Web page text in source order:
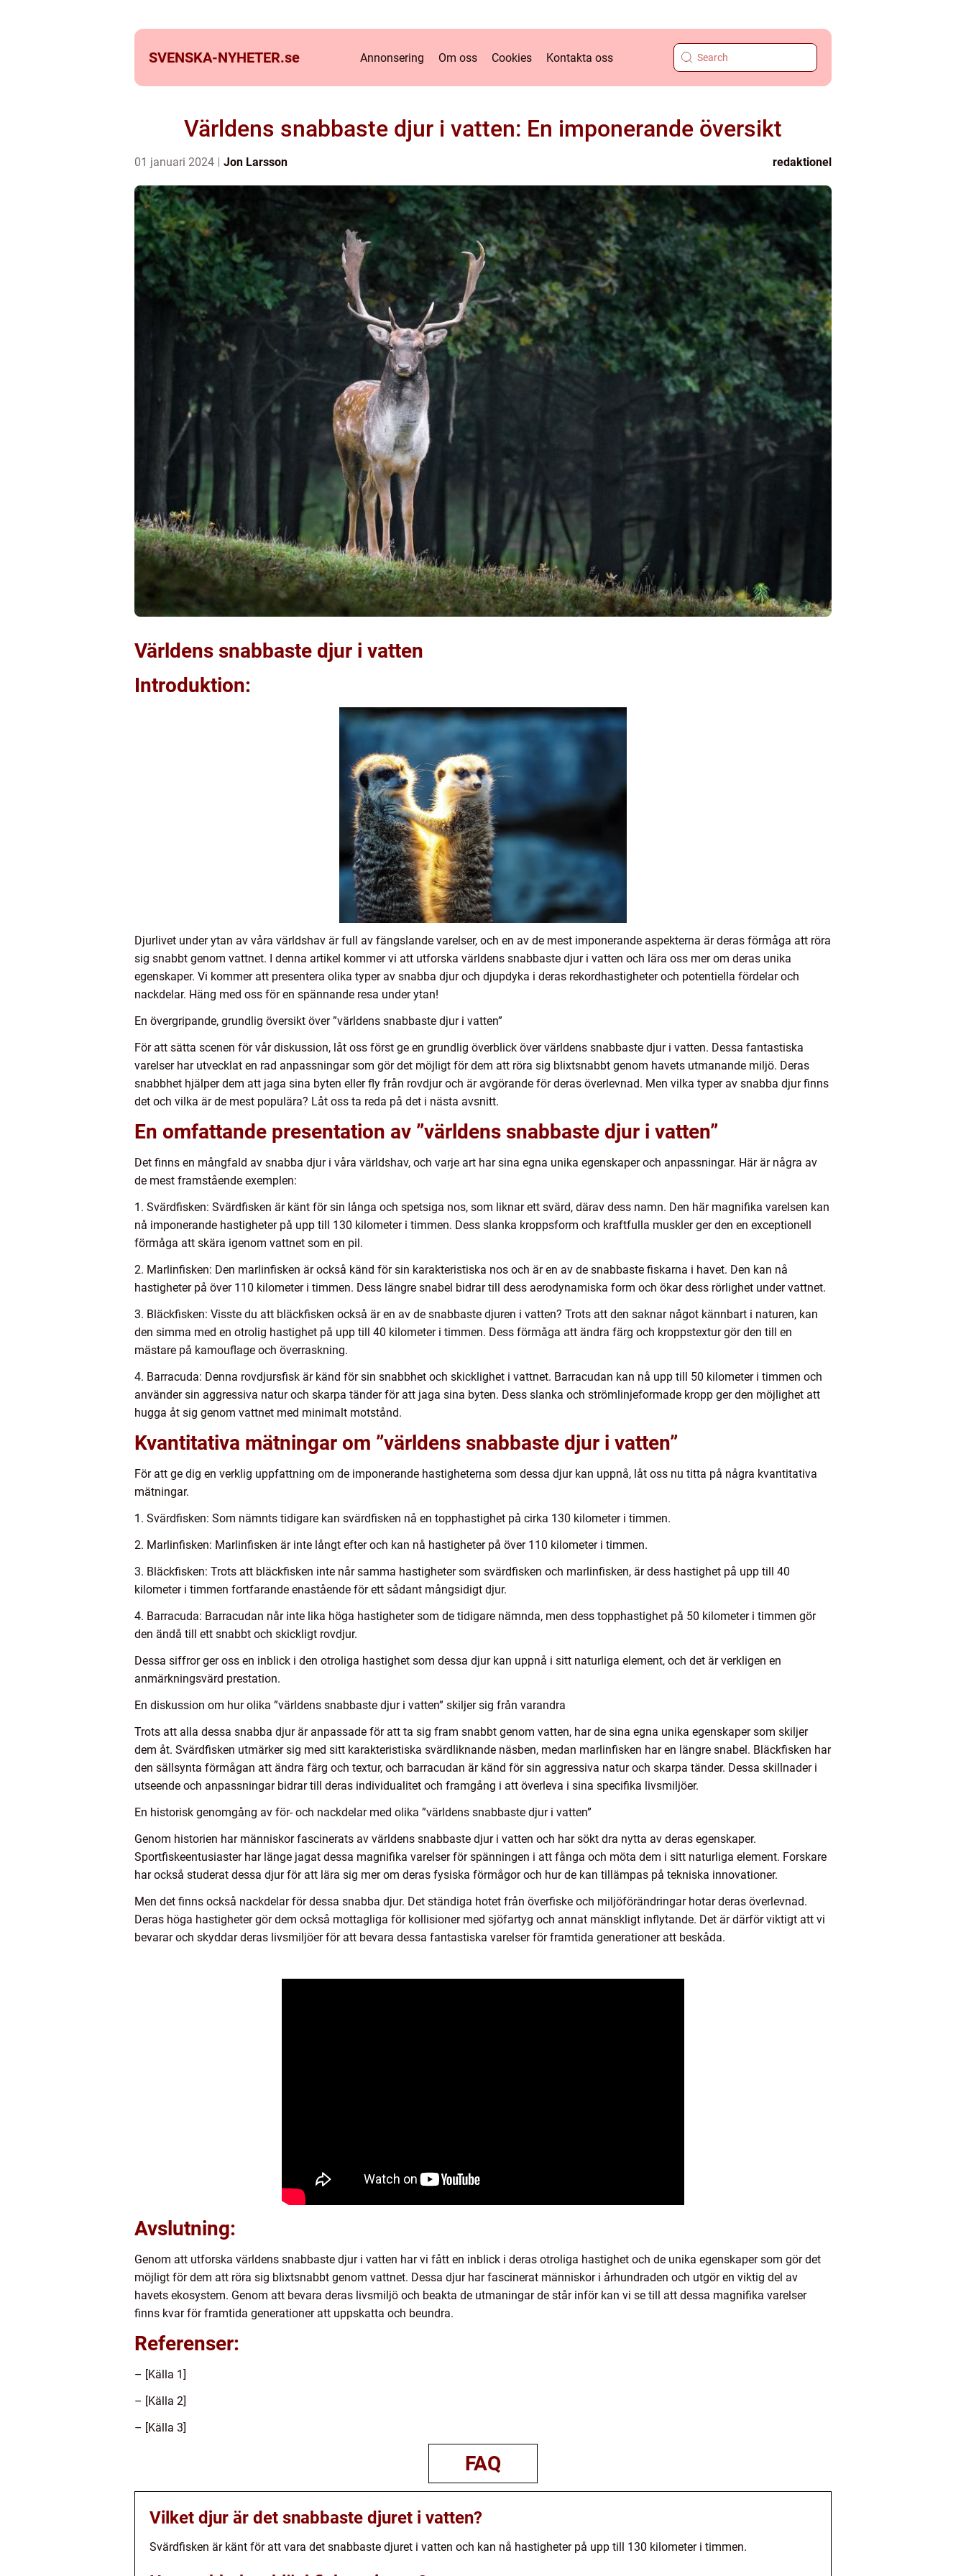
SVENSKA-NYHETER.se Annonsering Om oss Cookies Kontakta oss
Världens snabbaste djur i vatten: En imponerande översikt
01 januari 2024 Jon Larsson redaktionel
Världens snabbaste djur i vatten
Introduktion:
Djurlivet under ytan av våra världshav är full av fängslande varelser, och en av de mest imponerande aspekterna är deras förmåga att röra
sig snabbt genom vattnet. I denna artikel kommer vi att utforska världens snabbaste djur i vatten och lära oss mer om deras unika
egenskaper. Vi kommer att presentera olika typer av snabba djur och djupdyka i deras rekordhastigheter och potentiella fördelar och
nackdelar. Häng med oss för en spännande resa under ytan!
En övergripande, grundlig översikt över ”världens snabbaste djur i vatten”
För att sätta scenen för vår diskussion, låt oss först ge en grundlig överblick över världens snabbaste djur i vatten. Dessa fantastiska
varelser har utvecklat en rad anpassningar som gör det möjligt för dem att röra sig blixtsnabbt genom havets utmanande miljö. Deras
snabbhet hjälper dem att jaga sina byten eller fly från rovdjur och är avgörande för deras överlevnad. Men vilka typer av snabba djur finns
det och vilka är de mest populära? Låt oss ta reda på det i nästa avsnitt.
En omfattande presentation av ”världens snabbaste djur i vatten”
Det finns en mångfald av snabba djur i våra världshav, och varje art har sina egna unika egenskaper och anpassningar. Här är några av
de mest framstående exemplen:
1. Svärdfisken: Svärdfisken är känt för sin långa och spetsiga nos, som liknar ett svärd, därav dess namn. Den här magnifika varelsen kan
nå imponerande hastigheter på upp till 130 kilometer i timmen. Dess slanka kroppsform och kraftfulla muskler ger den en exceptionell
förmåga att skära igenom vattnet som en pil.
2. Marlinfisken: Den marlinfisken är också känd för sin karakteristiska nos och är en av de snabbaste fiskarna i havet. Den kan nå
hastigheter på över 110 kilometer i timmen. Dess längre snabel bidrar till dess aerodynamiska form och ökar dess rörlighet under vattnet.
3. Bläckfisken: Visste du att bläckfisken också är en av de snabbaste djuren i vatten? Trots att den saknar något kännbart i naturen, kan
den simma med en otrolig hastighet på upp till 40 kilometer i timmen. Dess förmåga att ändra färg och kroppstextur gör den till en
mästare på kamouflage och överraskning.
4. Barracuda: Denna rovdjursfisk är känd för sin snabbhet och skicklighet i vattnet. Barracudan kan nå upp till 50 kilometer i timmen och
använder sin aggressiva natur och skarpa tänder för att jaga sina byten. Dess slanka och strömlinjeformade kropp ger den möjlighet att
hugga åt sig genom vattnet med minimalt motstånd.
Kvantitativa mätningar om ”världens snabbaste djur i vatten”
För att ge dig en verklig uppfattning om de imponerande hastigheterna som dessa djur kan uppnå, låt oss nu titta på några kvantitativa
mätningar.
1. Svärdfisken: Som nämnts tidigare kan svärdfisken nå en topphastighet på cirka 130 kilometer i timmen.
2. Marlinfisken: Marlinfisken är inte långt efter och kan nå hastigheter på över 110 kilometer i timmen.
3. Bläckfisken: Trots att bläckfisken inte når samma hastigheter som svärdfisken och marlinfisken, är dess hastighet på upp till 40
kilometer i timmen fortfarande enastående för ett sådant mångsidigt djur.
4. Barracuda: Barracudan når inte lika höga hastigheter som de tidigare nämnda, men dess topphastighet på 50 kilometer i timmen gör
den ändå till ett snabbt och skickligt rovdjur.
Dessa siffror ger oss en inblick i den otroliga hastighet som dessa djur kan uppnå i sitt naturliga element, och det är verkligen en
anmärkningsvärd prestation.
En diskussion om hur olika ”världens snabbaste djur i vatten” skiljer sig från varandra
Trots att alla dessa snabba djur är anpassade för att ta sig fram snabbt genom vatten, har de sina egna unika egenskaper som skiljer
dem åt. Svärdfisken utmärker sig med sitt karakteristiska svärdliknande näsben, medan marlinfisken har en längre snabel. Bläckfisken har
den sällsynta förmågan att ändra färg och textur, och barracudan är känd för sin aggressiva natur och skarpa tänder. Dessa skillnader i
utseende och anpassningar bidrar till deras individualitet och framgång i att överleva i sina specifika livsmiljöer.
En historisk genomgång av för- och nackdelar med olika ”världens snabbaste djur i vatten”
Genom historien har människor fascinerats av världens snabbaste djur i vatten och har sökt dra nytta av deras egenskaper.
Sportfiskeentusiaster har länge jagat dessa magnifika varelser för spänningen i att fånga och möta dem i sitt naturliga element. Forskare
har också studerat dessa djur för att lära sig mer om deras fysiska förmågor och hur de kan tillämpas på tekniska innovationer.
Men det finns också nackdelar för dessa snabba djur. Det ständiga hotet från överfiske och miljöförändringar hotar deras överlevnad.
Deras höga hastigheter gör dem också mottagliga för kollisioner med sjöfartyg och annat mänskligt inflytande. Det är därför viktigt att vi
bevarar och skyddar deras livsmiljöer för att bevara dessa fantastiska varelser för framtida generationer att beskåda.
Avslutning:
Genom att utforska världens snabbaste djur i vatten har vi fått en inblick i deras otroliga hastighet och de unika egenskaper som gör det
möjligt för dem att röra sig blixtsnabbt genom vattnet. Dessa djur har fascinerat människor i århundraden och utgör en viktig del av
havets ekosystem. Genom att bevara deras livsmiljö och beakta de utmaningar de står inför kan vi se till att dessa magnifika varelser
finns kvar för framtida generationer att uppskatta och beundra.
Referenser:
– [Källa 1]
– [Källa 2]
– [Källa 3]
FAQ
Vilket djur är det snabbaste djuret i vatten?
Svärdfisken är känt för att vara det snabbaste djuret i vatten och kan nå hastigheter på upp till 130 kilometer i timmen.